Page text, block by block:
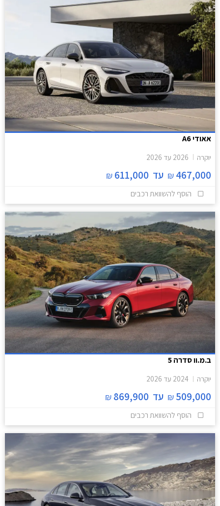
אאודי A6
יוקרה 2026 עד 2026
467,000
₪ עד 611,000
₪
הוסף להשוואת רכבים
ב.מ.וו סדרה 5
יוקרה 2024 עד 2026
509,000
₪ עד 869,900
₪
הוסף להשוואת רכבים